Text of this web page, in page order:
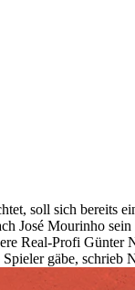
soll sich bereits
José Mourinho
Real-Profi
gäbe,